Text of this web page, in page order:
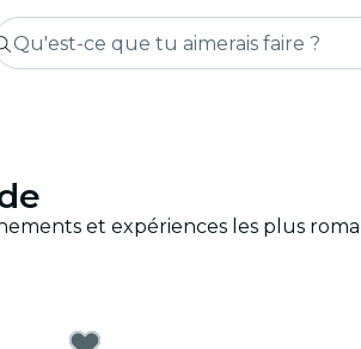
et expériences les plus